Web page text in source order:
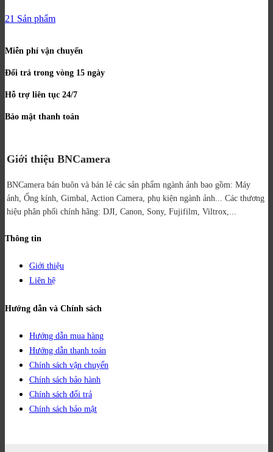
21 Sản phẩm
Miễn phí vận chuyển
Đổi trả trong vòng 15 ngày
Hỗ trợ liên tục 24/7
Bảo mật thanh toán
Giới thiệu BNCamera
BNCamera bán buôn và bán lẻ các sản phẩm ngành ảnh bao gồm: Máy
ảnh, Ống kính, Gimbal, Action Camera, phụ kiện ngành ảnh...
Các thương
hiệu phân phối chính hãng: DJI, Canon, Sony, Fujifilm, Viltrox,...
Thông tin
Giới thiệu
Liên hệ
Hướng dẫn và Chính sách
Hướng dẫn mua hàng
Hướng dẫn thanh toán
Chính sách vận chuyển
Chính sách bảo hành
Chính sách đổi trả
Chính sách bảo mật